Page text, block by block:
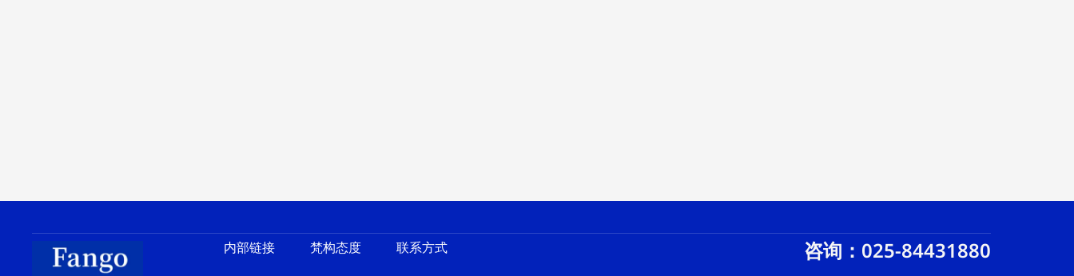
内部链接 梵构态度 联系方式 咨询：025-84431880